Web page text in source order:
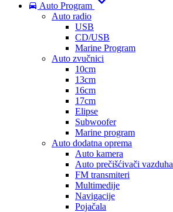
Auto Program
Auto radio
USB
CD/USB
Marine Program
Auto zvučnici
10cm
13cm
16cm
17cm
Elipse
Subwoofer
Marine program
Auto dodatna oprema
Auto kamera
Auto prečišćivači vazduha
FM transmiteri
Multimedije
Navigacije
Pojačala